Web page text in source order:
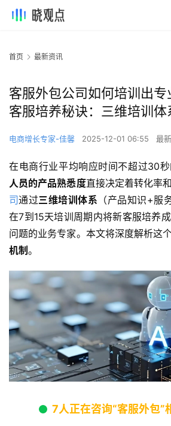
首页 最新资讯
客服外包公司如何培训出
客服培养秘诀：三维培训体
电商增长专家-佳馨 2025-12-01 06:55 最
在电商行业平均响应时间不超过30
人员的产品熟悉度直接决定着转化率
司通过三维培训体系 （产品知识+服
在7到15天培训周期内将新客服培养
问题的业务专家。本文将深度解析这
机制 。
7人正在咨询“客服外包”